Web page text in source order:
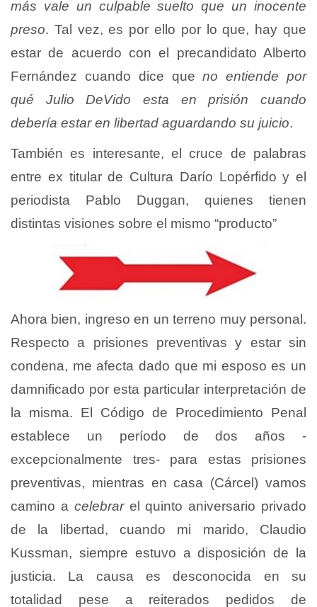
más vale un culpable suelto que un inocente
preso. Tal vez, es por ello por lo que, hay que
estar de acuerdo con el precandidato Alberto
Fernández cuando dice queno entiende por
qué Julio DeVido esta en prisión cuando
debería estar en libertad aguardando su juicio.
También es interesante, el cruce de palabras
entre ex titular de Cultura Darío Lopérfido y el
periodista Pablo Duggan, quienes tienen
distintas visiones sobre el mismo “producto”
Ahora bien, ingreso en un terreno muy personal.
Respecto a prisiones preventivas y estar sin
condena, me afecta dado que mi esposo es un
damnificado por esta particular interpretación de
la misma. El Código de Procedimiento Penal
establece un período de dos años -
excepcionalmente tres- para estas prisiones
preventivas, mientras en casa (Cárcel) vamos
camino a celebrarel quinto aniversario privado
de la libertad, cuando mi marido, Claudio
Kussman, siempre estuvo a disposición de la
justicia. La causa es desconocida en su
totalidad pese a reiterados pedidos de